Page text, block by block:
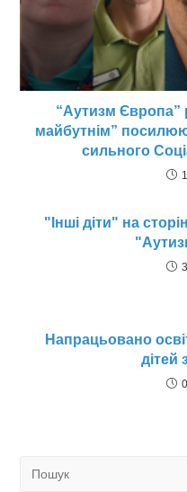
“Аутизм Європа”
майбутнім”
сильного
"Інші діти" на
Напрацьовано
дітей